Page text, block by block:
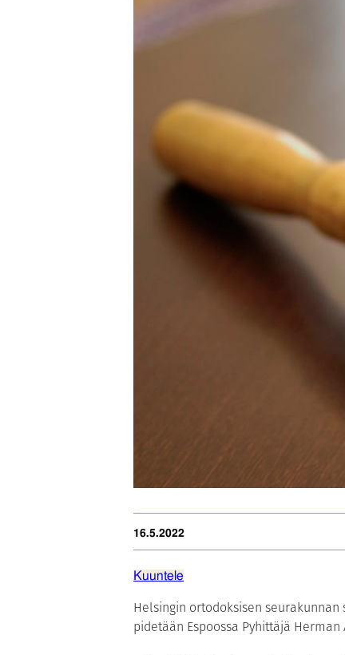
16.5.2022
Kuuntele
Helsingin ortodoksisen
pidetään Espoossa Pyhittäjä